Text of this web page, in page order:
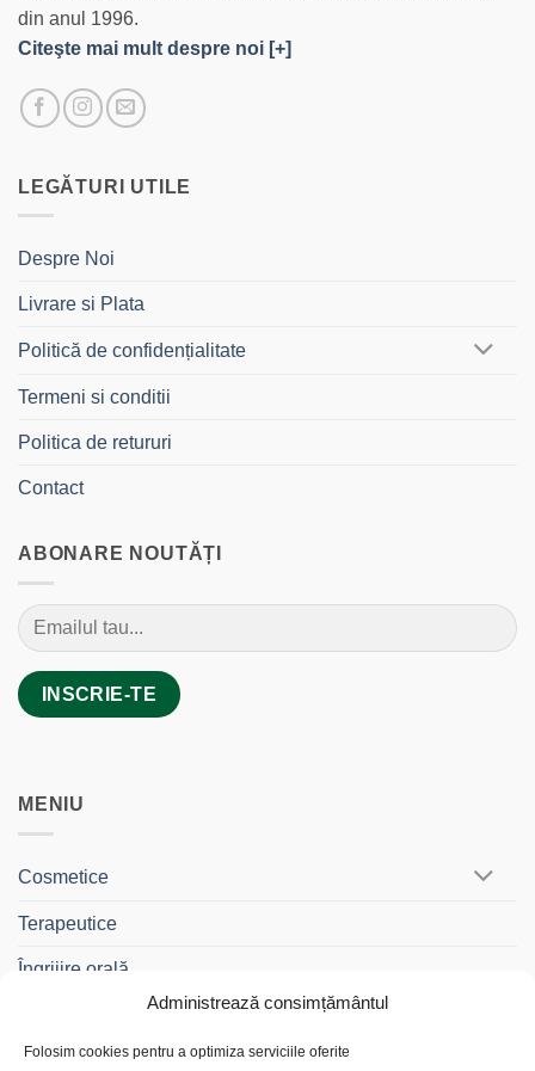
Administrează consimțământul
Folosim cookies pentru a optimiza serviciile oferite
din anul 1996.
Citeşte mai mult despre noi [+]
LEGĂTURI UTILE
Despre Noi
Livrare si Plata
Politică de confidențialitate
Termeni si conditii
Politica de retururi
Contact
ABONARE NOUTĂȚI
MENIU
Cosmetice
Terapeutice
Îngrijire orală
Gama Travel